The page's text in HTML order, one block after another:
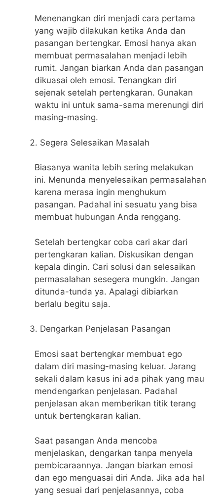
Menenangkan diri menjadi cara pertama
yang wajib dilakukan ketika Anda dan
pasangan bertengkar. Emosi hanya akan
membuat permasalahan menjadi lebih
rumit. Jangan biarkan Anda dan pasangan
dikuasai oleh emosi. Tenangkan diri
sejenak setelah pertengkaran. Gunakan
waktu ini untuk sama-sama merenungi diri
masing-masing.
Segera Selesaikan Masalah
Biasanya wanita lebih sering melakukan
ini. Menunda menyelesaikan permasalahan
karena merasa ingin menghukum
pasangan. Padahal ini sesuatu yang bisa
membuat hubungan Anda renggang.
Setelah bertengkar coba cari akar dari
pertengkaran kalian. Diskusikan dengan
kepala dingin. Cari solusi dan selesaikan
permasalahan sesegera mungkin. Jangan
ditunda-tunda ya. Apalagi dibiarkan
berlalu begitu saja.
Dengarkan Penjelasan Pasangan
Emosi saat bertengkar membuat ego
dalam diri masing-masing keluar. Jarang
sekali dalam kasus ini ada pihak yang mau
mendengarkan penjelasan. Padahal
penjelasan akan memberikan titik terang
untuk bertengkaran kalian.
Saat pasangan Anda mencoba
menjelaskan, dengarkan tanpa menyela
pembicaraannya. Jangan biarkan emosi
dan ego menguasai diri Anda. Jika ada hal
yang sesuai dari penjelasannya, coba